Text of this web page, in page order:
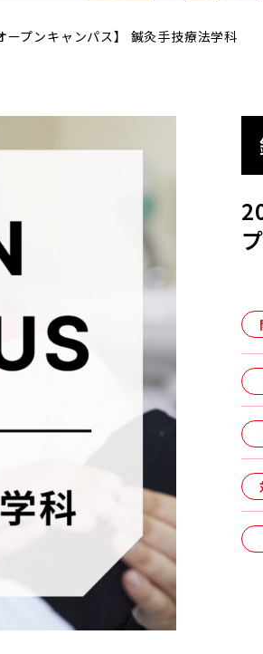
ープンキャンパス】 鍼灸手技療法学科